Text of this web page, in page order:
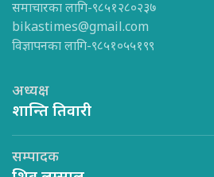
समाचारका लागि-९८५१२८०२३७
bikastimes@gmail.com
विज्ञापनका लागि-९८५१०५५१९९
अध्यक्ष
शान्ति तिवारी
सम्पादक